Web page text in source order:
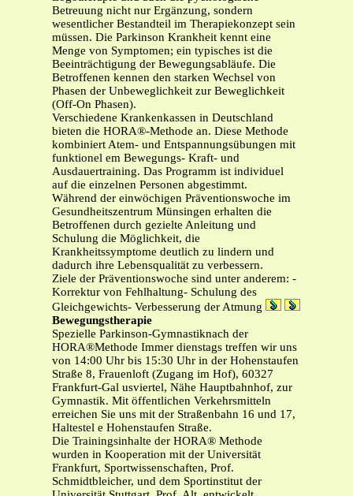
Betreuung nicht nur Ergänzung, sondern
wesentlicher Bestandteil im Therapiekonzept sein
müssen. Die Parkinson Krankheit kennt eine
Menge von Symptomen; ein typisches ist die
Beeinträchtigung der Bewegungsabläufe. Die
Betroffenen kennen den starken Wechsel von
Phasen der Unbeweglichkeit zur Beweglichkeit
(Off-On Phasen).
Verschiedene Krankenkassen in Deutschland
bieten die HORA®-Methode an. Diese Methode
kombiniert Atem- und Entspannungsübungen mit
funktionel em Bewegungs- Kraft- und
Ausdauertraining. Das Programm ist individuel
auf die einzelnen Personen abgestimmt.
Während der einwöchigen Präventionswoche im
Gesundheitszentrum Münsingen erhalten die
Betroffenen durch gezielte Anleitung und
Schulung die Möglichkeit, die
Krankheitssymptome deutlich zu lindern und
dadurch ihre Lebensqualität zu verbessern.
Ziele der Präventionswoche sind unter anderem: -
Korrektur von Fehlhaltung- Schulung des
Gleichgewichts- Verbesserung der Atmung
Bewegungstherapie
Spezielle Parkinson-Gymnastiknach der
HORA®Methode Immer dienstags treffen wir uns
von 14:00 Uhr bis 15:30 Uhr in der Hohenstaufen
Straße 8, Frauenloft (Zugang im Hof), 60327
Frankfurt-Gal usviertel, Nähe Hauptbahnhof, zur
Gymnastik. Mit öffentlichen Verkehrsmitteln
erreichen Sie uns mit der Straßenbahn 16 und 17,
Haltestel e Hohenstaufen Straße.
Die Trainingsinhalte der HORA® Methode
wurden in Kooperation mit der Universität
Frankfurt, Sportwissenschaften, Prof.
Schmidtbleicher, und dem Sportinstitut der